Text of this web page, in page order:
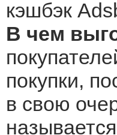
кэшбэк
В чем
покупки,
в свою